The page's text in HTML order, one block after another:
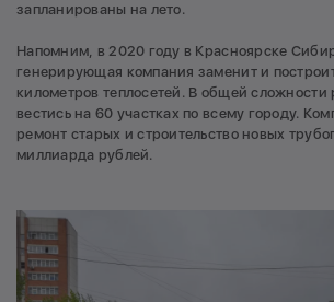
запланированы на лето.
Напомним, в 2020 году в Красноярске
генерирующая компания заменит и
километров теплосетей. В общей сложности
вестись на 60 участках по всему городу.
ремонт старых и строительство новых
миллиарда рублей.